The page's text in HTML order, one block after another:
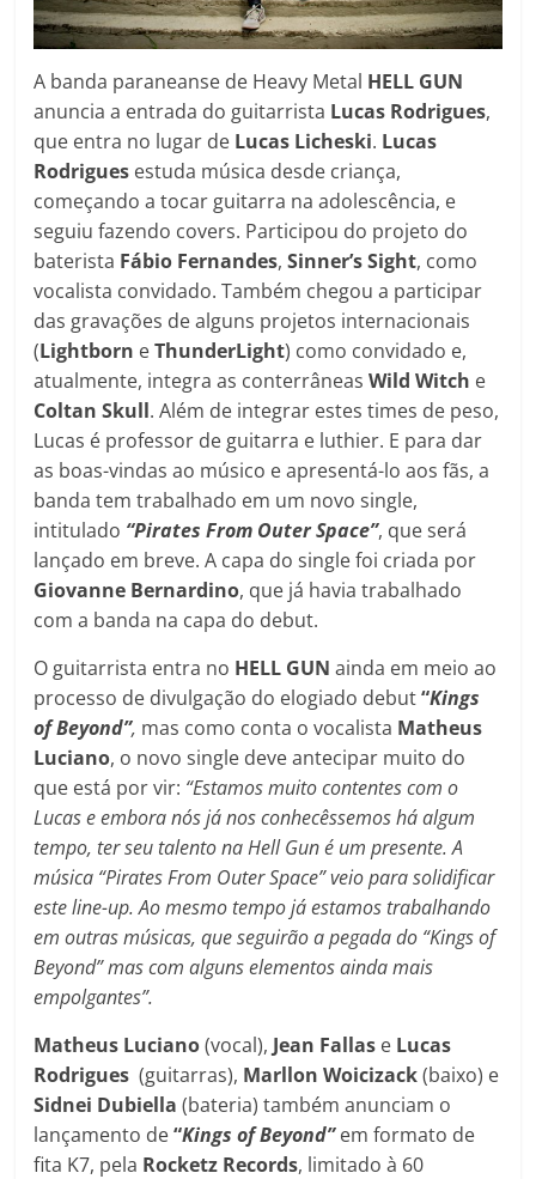
A banda paraneanse de Heavy Metal HELL GUN
anuncia a entrada do guitarrista Lucas Rodrigues,
que entra no lugar de Lucas Licheski. Lucas
Rodrigues estuda música desde criança,
começando a tocar guitarra na adolescência, e
seguiu fazendo covers. Participou do projeto do
baterista Fábio Fernandes,Sinner’s Sight, como
vocalista convidado. Também chegou a participar
das gravações de alguns projetos internacionais
(Lightborn eThunderLight) como convidado e,
atualmente, integra as conterrâneasWild Witch e
Coltan Skull. Além de integrar estes times de peso,
Lucas é professor de guitarra e luthier. E para dar
as boas-vindas ao músico e apresentá-lo aos fãs, a
banda tem trabalhado em um novo single,
intitulado “Pirates From Outer Space”, que será
lançado em breve. A capa do single foi criada por
Giovanne Bernardino, que já havia trabalhado
com a banda na capa do debut.
O guitarrista entra no HELL GUNainda em meio ao
processo de divulgação do elogiado debut“Kings
of Beyond”, mas como conta o vocalista Matheus
Luciano, o novo single deve antecipar muito do
que está por vir: “Estamos muito contentes com o
Lucas e embora nós já nos conhecêssemos há algum
tempo, ter seu talento na Hell Gun é um presente. A
música “Pirates From Outer Space” veio para solidificar
este line-up. Ao mesmo tempo já estamos trabalhando
em outras músicas, que seguirão a pegada do “Kings of
Beyond” mas com alguns elementos ainda mais
empolgantes”.
Matheus Luciano(vocal), Jean Fallas e Lucas
Rodrigues (guitarras), Marllon Woicizack(baixo) e
Sidnei Dubiella (bateria) também anunciam o
lançamento de“Kings of Beyond”em formato de
fita K7, pela Rocketz Records, limitado à 60